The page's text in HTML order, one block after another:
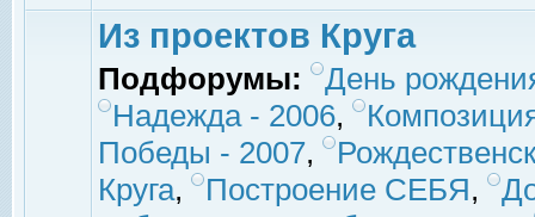
Из проектов Круга
Подфорумы:
День
Надежда - 2006,
Победы - 2007,
Круга, Построение СЕБЯ,